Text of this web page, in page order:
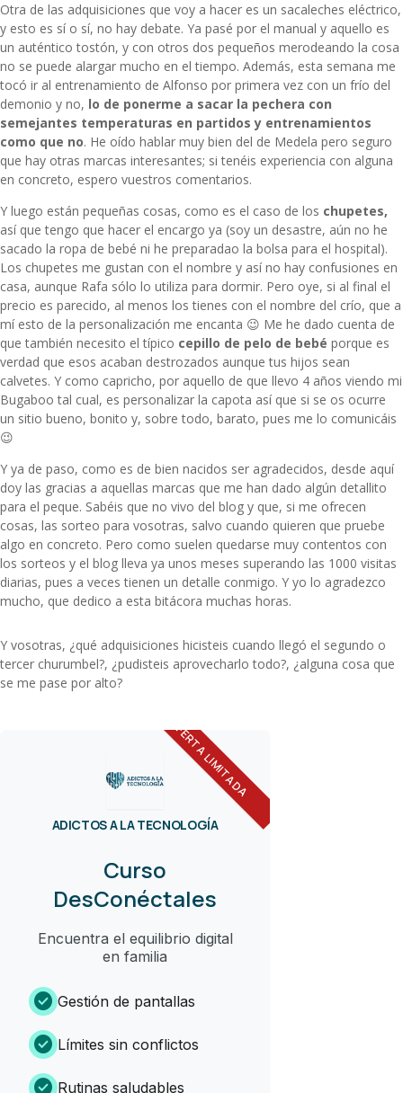
Otra de las adquisiciones que voy a hacer es un sacaleches eléctrico,
y esto es sí o sí, no hay debate. Ya pasé por el manual y aquello es
un auténtico tostón, y con otros dos pequeños merodeando la cosa
no se puede alargar mucho en el tiempo. Además, esta semana me
tocó ir al entrenamiento de Alfonso por primera vez con un frío del
demonio y no, lo de ponerme a sacar la pechera con
semejantes temperaturas en partidos y entrenamientos
como que no. He oído hablar muy bien del de Medela pero seguro
que hay otras marcas interesantes; si tenéis experiencia con alguna
en concreto, espero vuestros comentarios.
Y luego están pequeñas cosas, como es el caso de los chupetes,
así que tengo que hacer el encargo ya (soy un desastre, aún no he
sacado la ropa de bebé ni he preparadao la bolsa para el hospital).
Los chupetes me gustan con el nombre y así no hay confusiones en
casa, aunque Rafa sólo lo utiliza para dormir. Pero oye, si al final el
precio es parecido, al menos los tienes con el nombre del crío, que a
mí esto de la personalización me encanta 😉 Me he dado cuenta de
que también necesito el típico cepillo de pelo de bebé porque es
verdad que esos acaban destrozados aunque tus hijos sean
calvetes. Y como capricho, por aquello de que llevo 4 años viendo mi
Bugaboo tal cual, es personalizar la capota así que si se os ocurre
un sitio bueno, bonito y, sobre todo, barato, pues me lo comunicáis
😉
Y ya de paso, como es de bien nacidos ser agradecidos, desde aquí
doy las gracias a aquellas marcas que me han dado algún detallito
para el peque. Sabéis que no vivo del blog y que, si me ofrecen
cosas, las sorteo para vosotras, salvo cuando quieren que pruebe
algo en concreto. Pero como suelen quedarse muy contentos con
los sorteos y el blog lleva ya unos meses superando las 1000 visitas
diarias, pues a veces tienen un detalle conmigo. Y yo lo agradezco
mucho, que dedico a esta bitácora muchas horas.
Y vosotras, ¿qué adquisiciones hicisteis cuando llegó el segundo o
tercer churumbel?, ¿pudisteis aprovecharlo todo?, ¿alguna cosa que
se me pase por alto?
OFERTA LIMITADA
ADICTOS A LA TECNOLOGÍA
Curso
DesConéctales
Encuentra el equilibrio digital
en familia
check_circle Gestión de pantallas
check_circle Límites sin conflictos
check_circle Rutinas saludables